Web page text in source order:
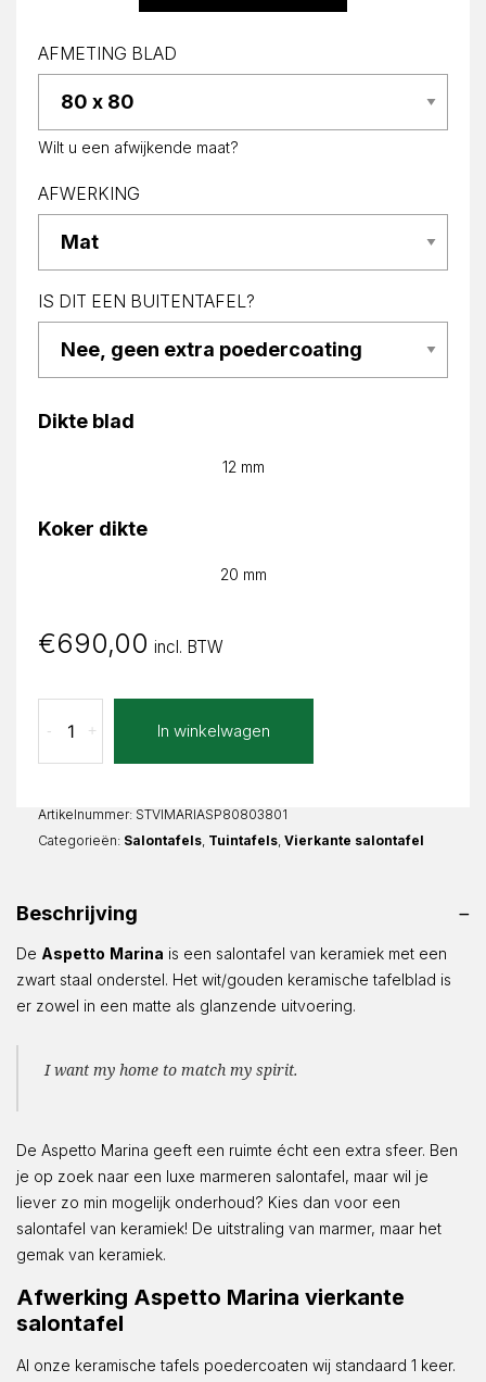
AFMETING BLAD
Wilt u een afwijkende maat?
AFWERKING
IS DIT EEN BUITENTAFEL?
Dikte blad
12 mm
Koker dikte
20 mm
€690,00 incl. BTW
Marina
Vierkant
+
- In winkelwagen
Artikelnummer: STVIMARIASP80803801
Categorieën: Salontafels Tuintafels Vierkante salontafel
Beschrijving
De Aspetto Marina is een salontafel van keramiek met een
zwart staal onderstel. Het wit/gouden keramische tafelblad is
er zowel in een matte als glanzende uitvoering.
I want my home to match my spirit.
De Aspetto Marina geeft een ruimte écht een extra sfeer. Ben
je op zoek naar een luxe marmeren salontafel, maar wil je
liever zo min mogelijk onderhoud? Kies dan voor een
salontafel van keramiek! De uitstraling van marmer, maar het
gemak van keramiek.
Afwerking Aspetto Marina vierkante
salontafel
Al onze keramische tafels poedercoaten wij standaard 1 keer.